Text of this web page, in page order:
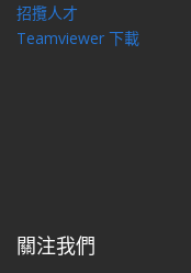
招攬人才
Teamviewer 下載
關注我們